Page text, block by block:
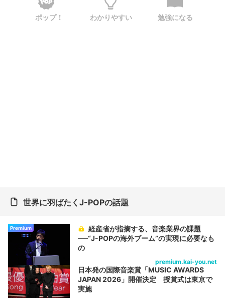
ポップ！ わかりやすい 勉強になる
世界に羽ばたくJ-POPの話題
Premium
経産省が指摘する、音楽業界の課題
──“J-POPの海外ブーム”の実現に必要なも
の
premium.kai-you.net
日本発の国際音楽賞「MUSIC AWARDS
JAPAN 2026」開催決定 授賞式は東京で
実施